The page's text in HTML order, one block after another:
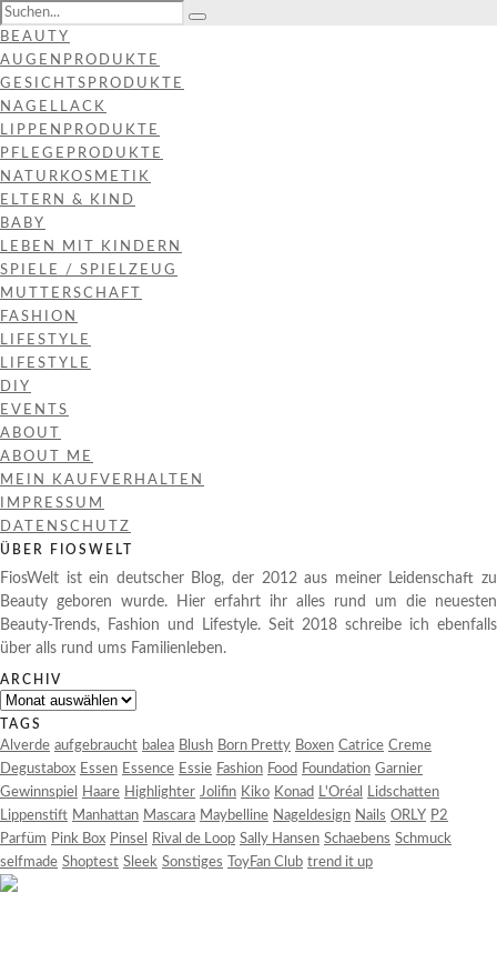
BEAUTY
AUGENPRODUKTE
GESICHTSPRODUKTE
NAGELLACK
LIPPENPRODUKTE
PFLEGEPRODUKTE
NATURKOSMETIK
ELTERN & KIND
BABY
LEBEN MIT KINDERN
SPIELE / SPIELZEUG
MUTTERSCHAFT
FASHION
LIFESTYLE
LIFESTYLE
DIY
EVENTS
ABOUT
ABOUT ME
MEIN KAUFVERHALTEN
IMPRESSUM
DATENSCHUTZ
ÜBER FIOSWELT
FiosWelt ist ein deutscher Blog, der 2012 aus meiner Leidenschaft zu
Beauty geboren wurde. Hier erfahrt ihr alles rund um die neuesten
Beauty-Trends, Fashion und Lifestyle. Seit 2018 schreibe ich ebenfalls
über alls rund ums Familienleben.
ARCHIV
Archiv
TAGS
Alverde aufgebraucht balea Blush Born Pretty Boxen Catrice Creme
Degustabox Essen Essence Essie Fashion Food Foundation Garnier
Gewinnspiel
Haare Highlighter Jolifin Kiko Konad L'Oréal
Lidschatten
Lippenstift Manhattan Mascara Maybelline Nageldesign Nails ORLY P2
Parfüm Pink Box Pinsel Rival de Loop Sally Hansen Schaebens Schmuck
selfmade Shoptest Sleek Sonstiges ToyFan Club trend it up